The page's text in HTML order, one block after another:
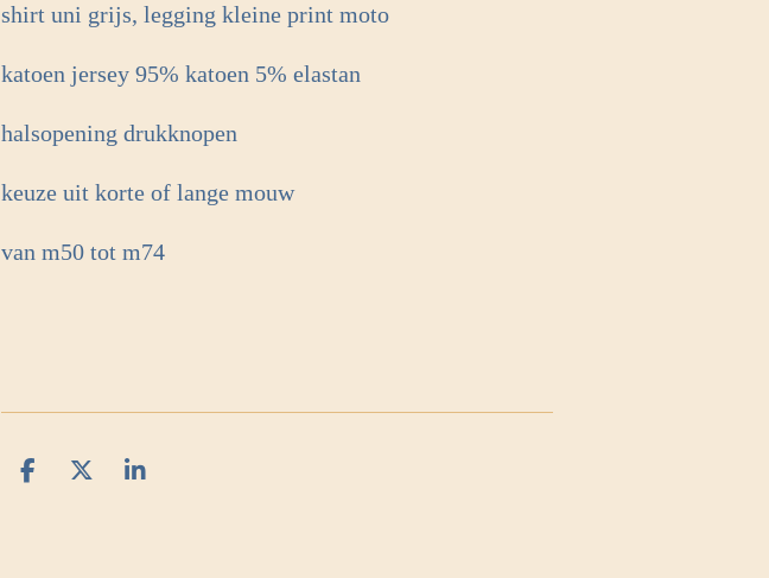
shirt uni grijs, legging kleine print moto
katoen jersey 95% katoen 5% elastan
halsopening drukknopen
keuze uit korte of lange mouw
van m50 tot m74
D
D
S